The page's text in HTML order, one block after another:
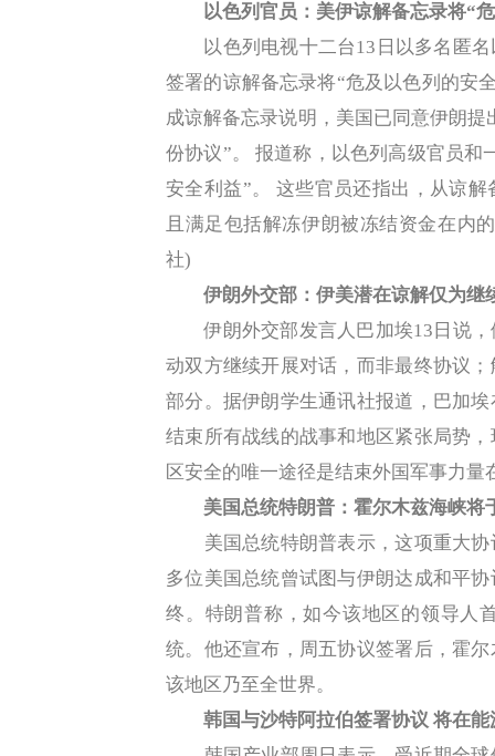
以色列官员：美伊谅解备忘录将“
以色列电视十二台13日以多名匿名
签署的谅解备忘录将“危及以色列的安
成谅解备忘录说明，美国已同意伊朗
份协议”。 报道称，以色列高级官员和
安全利益”。 这些官员还指出，从谅
且满足包括解冻伊朗被冻结资金在内
社)
伊朗外交部：伊美潜在谅解仅为继
伊朗外交部发言人巴加埃13日说，
动双方继续开展对话，而非最终协议
部分。据伊朗学生通讯社报道，巴加
结束所有战线的战事和地区紧张局势
区安全的唯一途径是结束外国军事力
美国总统特朗普：霍尔木兹海峡将
美国总统特朗普表示，这项重大协
多位美国总统曾试图与伊朗达成和平
终。特朗普称，如今该地区的领导人
统。他还宣布，周五协议签署后，霍
该地区乃至全世界。
韩国与沙特阿拉伯签署协议 将在